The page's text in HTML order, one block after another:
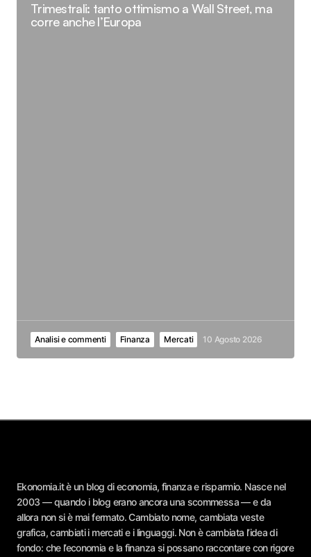
Trimestrali: tanto ottimismo a Wall Street, ma
corre anche l’Europa
Analisi e commenti Finanza Mercati 10 Agosto 2026
Ekonomia.it è un blog di economia, finanza e risparmio. Nasce nel
2003 — quando i blog erano ancora una scommessa — e da
allora non si è mai fermato. Cambiato nome, cambiata veste
grafica, cambiati i mercati e i linguaggi. Non è cambiata l’idea di
fondo: che l’economia e la finanza si possano raccontare con rigore